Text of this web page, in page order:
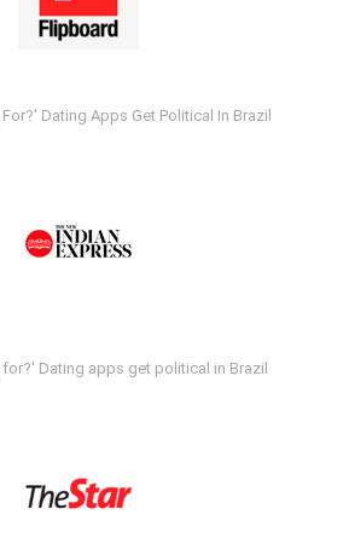
Dating Apps Get Political In Brazil
Dating apps get political in Brazil